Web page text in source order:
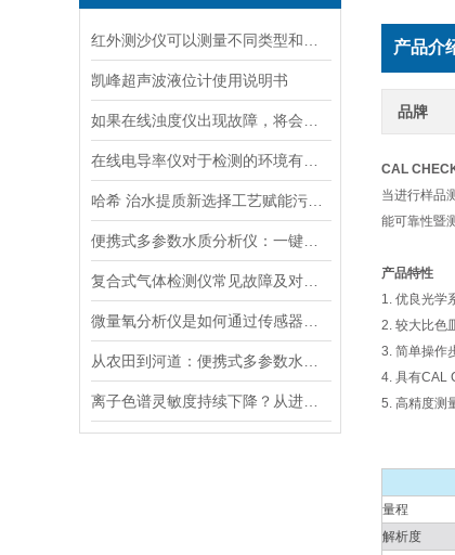
凯峰超声波液位计使用说明书
产品介
品牌
CAL
当进行样品
能可靠性暨
产品特性
1. 优良光学
2. 较大比色
3. 简单操作
4. 具有CAL
5. 高精度测
量程
解析度